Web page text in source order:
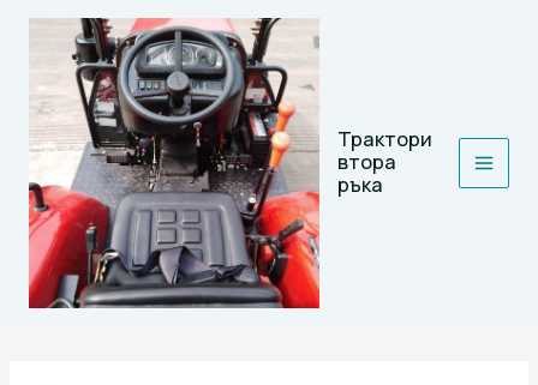
Skip
Трактори
втора
ръка